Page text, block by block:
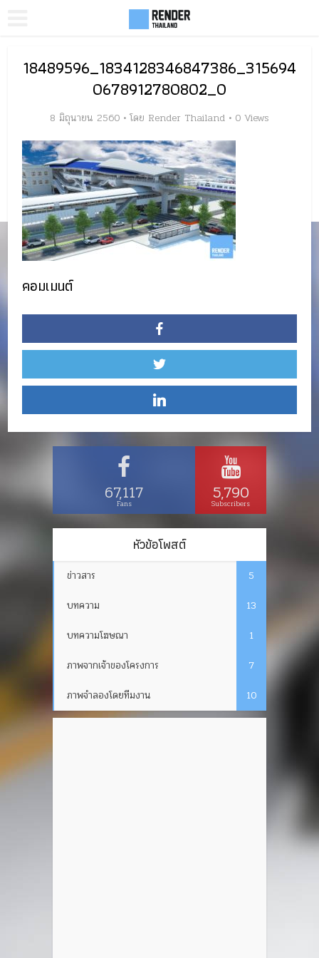
18489596_1834128346847386_315694
0678912780802_O
8 มิถุนายน 2560 โดย Render Thailand 0 Views
คอมเมนต์
67,117
Fans 5,790
Subscribers
หัวข้อโพสต์
ข่าวสาร
5
บทความ
13
บทความโฆษณา
1
ภาพจากเจ้าของโครงการ
7
ภาพจำลองโดยทีมงาน
10